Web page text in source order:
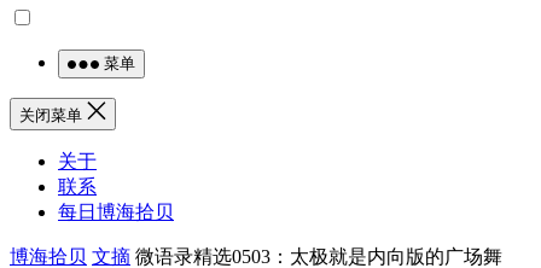
菜单
关闭菜单
关于
联系
每日博海拾贝
博海拾贝 文摘 微语录精选0503：太极就是内向版的广场舞